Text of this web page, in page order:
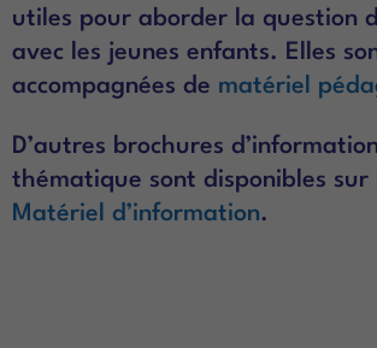
utiles pour aborder la question
avec les jeunes enfants. Elles
accompagnées de matériel
D’autres brochures
thématique sont disponibles sur
Matériel d’information.